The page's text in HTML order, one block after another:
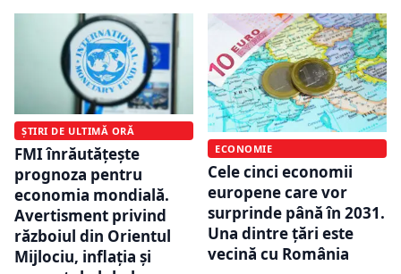
ȘTIRI DE ULTIMĂ ORĂ
FMI înrăutățește
prognoza pentru
economia mondială.
Avertisment privind
războiul din Orientul
Mijlociu, inflația și
ECONOMIE
Cele cinci economii
europene care vor
surprinde până în 2031.
Una dintre țări este
vecină cu România